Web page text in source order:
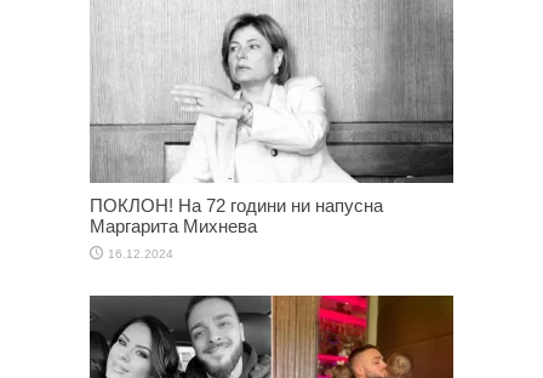
ПОКЛОН! На 72 години ни напусна
Маргарита Михнева
16.12.2024